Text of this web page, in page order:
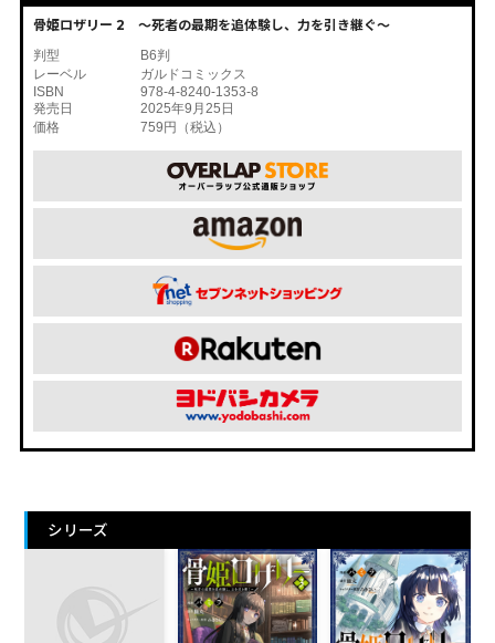
骨姫ロザリー 2 ～死者の最期を追体験し、力を引き継ぐ～
判型
B6判
レーベル
ガルドコミックス
ISBN
978-4-8240-1353-8
発売日
2025年9月25日
価格
759円（税込）
シリーズ